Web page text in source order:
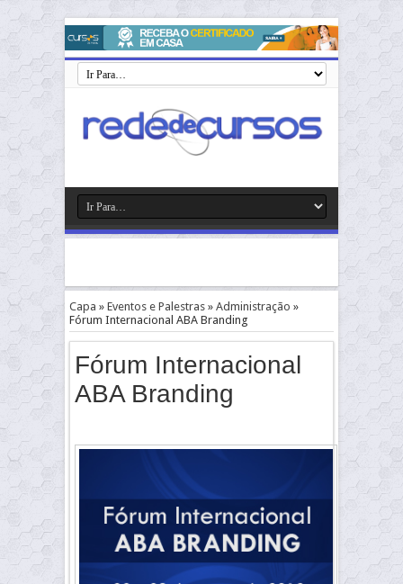
Capa » Eventos e Palestras » Administração »
Fórum Internacional ABA Branding
Fórum Internacional
ABA Branding